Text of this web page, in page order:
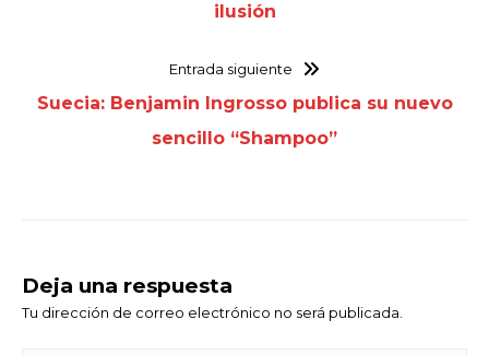
ilusión
Entrada siguiente
Suecia: Benjamin Ingrosso publica su nuevo
sencillo “Shampoo”
Deja una respuesta
Tu dirección de correo electrónico no será publicada.